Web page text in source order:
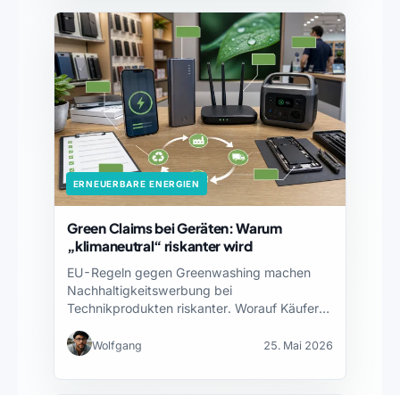
ERNEUERBARE ENERGIEN
Green Claims bei Geräten: Warum
„klimaneutral“ riskanter wird
EU-Regeln gegen Greenwashing machen
Nachhaltigkeitswerbung bei
Technikprodukten riskanter. Worauf Käufer
Wolfgang 25. Mai 2026